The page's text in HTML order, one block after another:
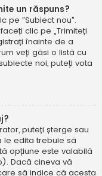
un răspuns?
pe "Subiect nou".
clic pe „Trimiteți
înainte de a
veți găsi o listă cu
noi, puteți vota
puteți șterge sau
le edita trebuie să
opțiune este valabilă
Dacă cineva vă
să indice că acesta